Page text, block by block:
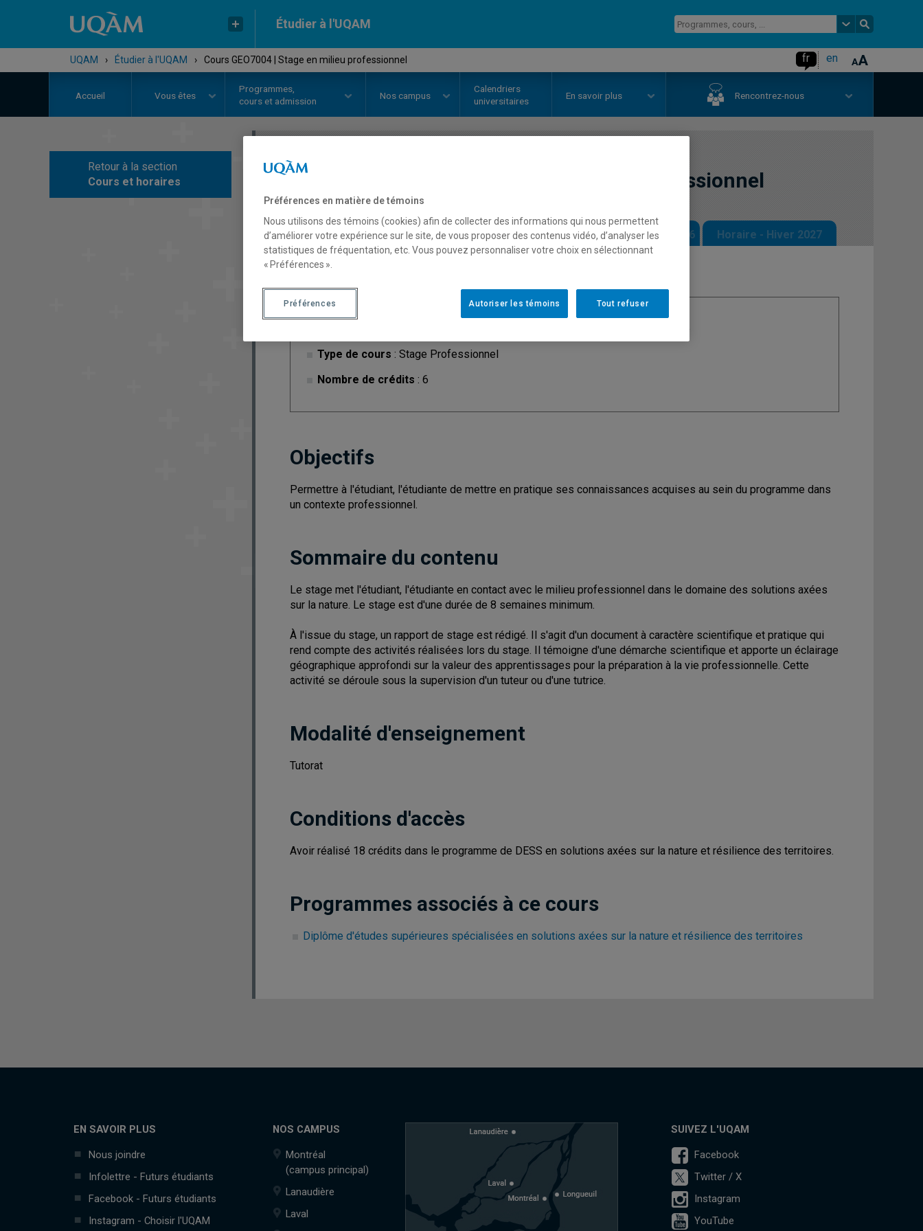
Étudier à l'UQAM
UQAM › Étudier à l'UQAM › Cours GEO7004 | Stage en milieu professionnel fr en
Accueil Vous êtes
Programmes,
cours et admission
Nos campus
Calendriers
universitaires
En savoir plus Rencontrez-nous
Retour à la section
Cours et horaires
COURS Stage en milieu professionnel
Description Horaire - Été 2026 Horaire - Automne 2026 Horaire - Hiver 2027
Type de cours : Stage Professionnel
Nombre de crédits : 6
Objectifs
Permettre à l'étudiant, l'étudiante de mettre en pratique ses connaissances acquises au sein du programme dans
un contexte professionnel.
Sommaire du contenu
Le stage met l'étudiant, l'étudiante en contact avec le milieu professionnel dans le domaine des solutions axées
sur la nature. Le stage est d'une durée de 8 semaines minimum.
À l'issue du stage, un rapport de stage est rédigé. Il s'agit d'un document à caractère scientifique et pratique qui
rend compte des activités réalisées lors du stage. Il témoigne d'une démarche scientifique et apporte un éclairage
géographique approfondi sur la valeur des apprentissages pour la préparation à la vie professionnelle. Cette
activité se déroule sous la supervision d'un tuteur ou d'une tutrice.
Modalité d'enseignement
Tutorat
Conditions d'accès
Avoir réalisé 18 crédits dans le programme de DESS en solutions axées sur la nature et résilience des territoires.
Programmes associés à ce cours
Diplôme d'études supérieures spécialisées en solutions axées sur la nature et résilience des territoires
EN SAVOIR PLUS
Nous joindre
Infolettre - Futurs étudiants
Facebook - Futurs étudiants
Instagram - Choisir l'UQAM
NOS CAMPUS
Montréal
(campus principal)
Lanaudière
Laval
SUIVEZ L'UQAM
Facebook
Twitter / X
Instagram
YouTube
Préférences en matière de témoins
Nous utilisons des témoins (cookies) afin de collecter des informations qui nous permettent
d’améliorer votre expérience sur le site, de vous proposer des contenus vidéo, d’analyser les
statistiques de fréquentation, etc. Vous pouvez personnaliser votre choix en sélectionnant
« Préférences ».
Tout refuser
Autoriser les témoins
Préférences